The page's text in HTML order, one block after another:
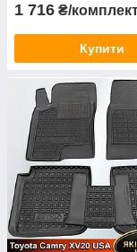
Toyota RAV4
Toyota RAV4
Toyota Venza
Toyota Yaris 2
Toyota Yaris 3
Toyota Yaris 4
Toyota Yaris
1 716 ₴/
Купити